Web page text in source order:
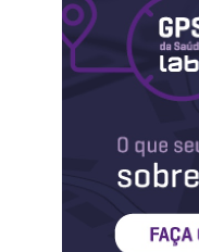
Novidades do Labi
Saúde da Mulher
Saúde do Homem
Sobre o Labi